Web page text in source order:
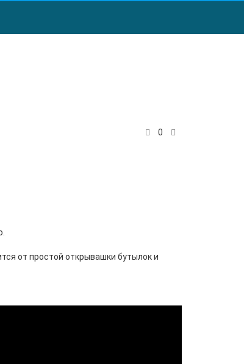
0
от простой открывашки бутылок и